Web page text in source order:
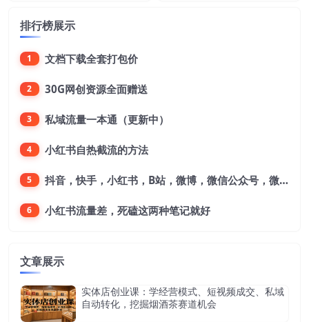
排行榜展示
1 文档下载全套打包价
2 30G网创资源全面赠送
3 私域流量一本通（更新中）
4 小红书自热截流的方法
5 抖音，快手，小红书，B站，微博，微信公众号，微信视频号。每一个平台，都是不一样的机会，对应不一样的赚钱思路
6 小红书流量差，死磕这两种笔记就好
文章展示
实体店创业课：学经营模式、短视频成交、私域
自动转化，挖掘烟酒茶赛道机会